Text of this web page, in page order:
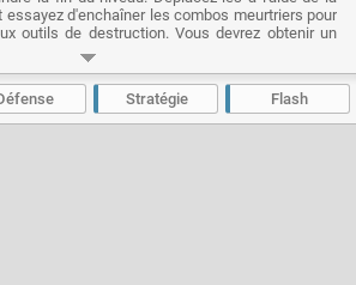
d'enchaîner les combos meurtriers pour
outils de destruction. Vous devrez obtenir un
tableau pour débloquer les suivants. Le titre
deux modes de jeu différents, "campagne"
- Joué18 kfois
Stratégie Flash